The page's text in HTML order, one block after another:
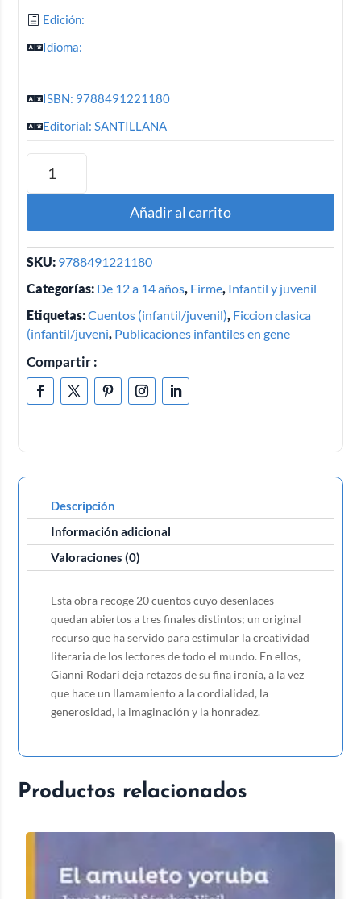
Edición:
Idioma:
ISBN: 9788491221180
Editorial: SANTILLANA
Añadir al carrito
SKU: 9788491221180
Categorías: De 12 a 14 años, Firme, Infantil y juvenil
Etiquetas:Cuentos (infantil/juvenil), Ficcion clasica
(infantil/juveni, Publicaciones infantiles en gene
Compartir :
Descripción
Información adicional
Valoraciones (0)
Esta obra recoge 20 cuentos cuyo desenlaces
quedan abiertos a tres finales distintos; un original
recurso que ha servido para estimular la creatividad
literaria de los lectores de todo el mundo. En ellos,
Gianni Rodari deja retazos de su fina ironía, a la vez
que hace un llamamiento a la cordialidad, la
generosidad, la imaginación y la honradez.
Productos relacionados